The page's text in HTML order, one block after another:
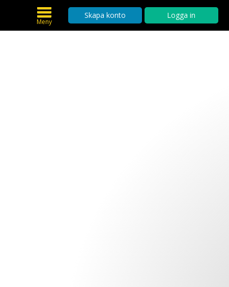
Meny
Skapa konto Logga in